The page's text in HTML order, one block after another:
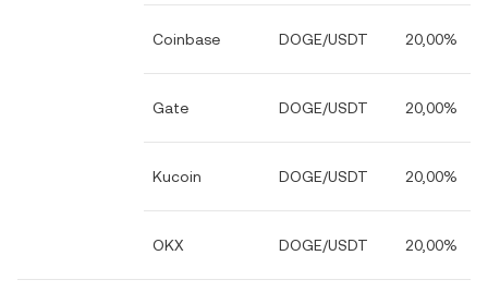
Coinbase DOGE/USDT 20,00%
Gate DOGE/USDT 20,00%
Kucoin DOGE/USDT 20,00%
OKX DOGE/USDT 20,00%